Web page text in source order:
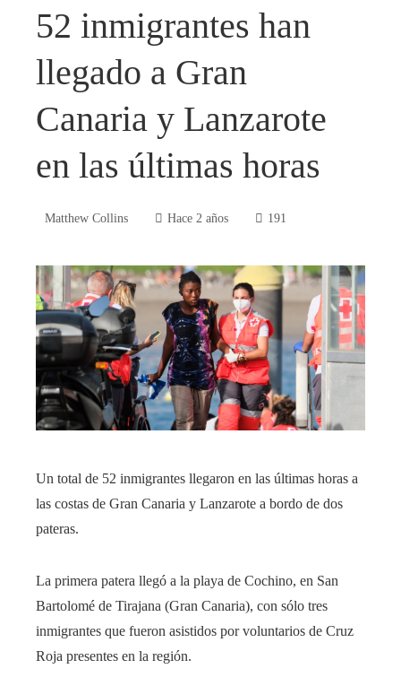
52 inmigrantes han
llegado a Gran
Canaria y Lanzarote
en las últimas horas
Matthew Collins Hace 2 años 191
Un total de 52 inmigrantes llegaron en las últimas horas a
las costas de Gran Canaria y Lanzarote a bordo de dos
pateras.
La primera patera llegó a la playa de Cochino, en San
Bartolomé de Tirajana (Gran Canaria), con sólo tres
inmigrantes que fueron asistidos por voluntarios de Cruz
Roja presentes en la región.